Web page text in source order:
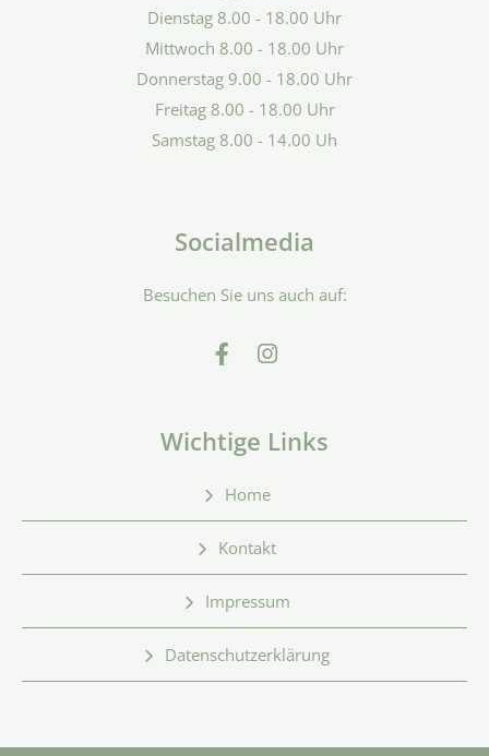
Dienstag 8.00 - 18.00 Uhr
Mittwoch 8.00 - 18.00 Uhr
Donnerstag 9.00 - 18.00 Uhr
Freitag 8.00 - 18.00 Uhr
Samstag 8.00 - 14.00 Uh
Socialmedia
Besuchen Sie uns auch auf:
Wichtige Links
Home
Kontakt
Impressum
Datenschutzerklärung